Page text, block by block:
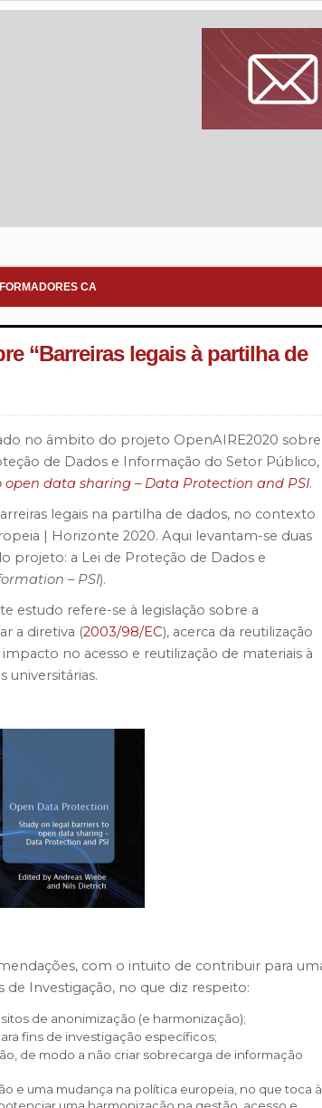
CA
“Barreiras legais à partilha de
no âmbito do projeto OpenAIRE2020 sobre
de Dados e Informação do Setor Público,
data sharing – Data Protection and PSI.
legais na partilha de dados, no contexto
| Horizonte 2020. Aqui levantam-se duas
projeto: a Lei de Proteção de Dados e
– PSI).
estudo refere-se à legislação sobre a
a diretiva (2003/98/EC), acerca da reutilização
impacto no acesso e reutilização de materiais à
universitárias.
com o intuito de contribuir para
Investigação, no que diz respeito:
de anonimização (e harmonização);
fins de investigação específicos;
de modo a não criar sobrecarga de informação
e uma mudança na política europeia, no que toca à